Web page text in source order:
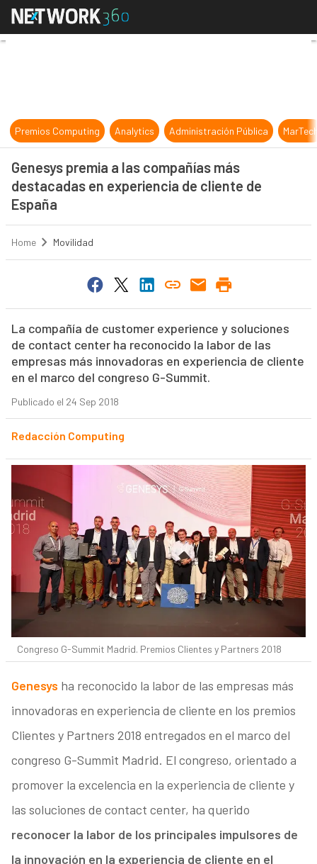
Genesys premia a las compañías
Premios Computing Analytics Administración Pública
Genesys premia a las compañías más
destacadas en experiencia de cliente de
España
Home Movilidad
La compañía de customer experience y soluciones
de contact center ha reconocido la labor de las
empresas más innovadoras en experiencia de cliente
en el marco del congreso G-Summit.
Publicado el 24 Sep 2018
Redacción Computing
Congreso G-Summit Madrid. Premios Clientes y Partners 2018
Genesys ha reconocido la labor de las empresas más
innovadoras en experiencia de cliente en los premios
Clientes y Partners 2018 entregados en el marco del
congreso G-Summit Madrid. El congreso, orientado a
promover la excelencia en la experiencia de cliente y
las soluciones de contact center, ha querido
reconocer la labor de los principales impulsores de
la innovación en la experiencia de cliente en el